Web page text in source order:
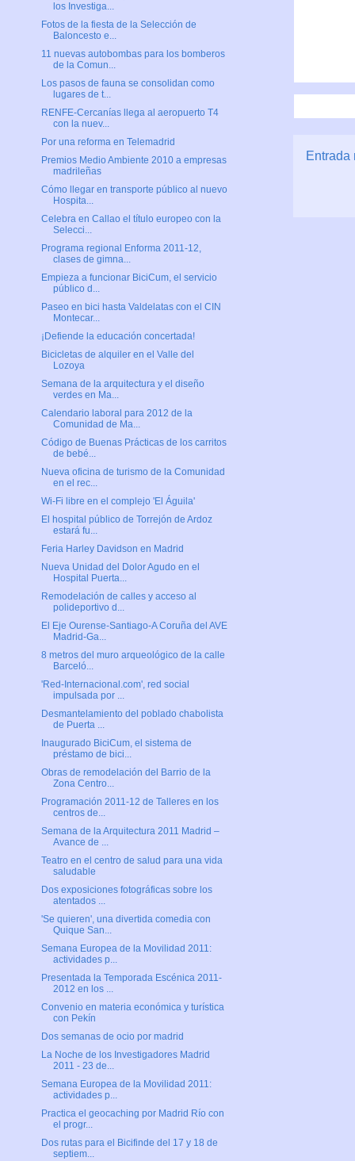
Entrada
los Investiga...
Fotos de la fiesta de la Selección de
Baloncesto e...
11 nuevas autobombas para los bomberos
de la Comun...
Los pasos de fauna se consolidan como
lugares de t...
RENFE-Cercanías llega al aeropuerto T4
con la nuev...
Por una reforma en Telemadrid
Premios Medio Ambiente 2010 a empresas
madrileñas
Cómo llegar en transporte público al nuevo
Hospita...
Celebra en Callao el título europeo con la
Selecci...
Programa regional Enforma 2011-12,
clases de gimna...
Empieza a funcionar BiciCum, el servicio
público d...
Paseo en bici hasta Valdelatas con el CIN
Montecar...
¡Defiende la educación concertada!
Bicicletas de alquiler en el Valle del
Lozoya
Semana de la arquitectura y el diseño
verdes en Ma...
Calendario laboral para 2012 de la
Comunidad de Ma...
Código de Buenas Prácticas de los carritos
de bebé...
Nueva oficina de turismo de la Comunidad
en el rec...
Wi-Fi libre en el complejo 'El Águila'
El hospital público de Torrejón de Ardoz
estará fu...
Feria Harley Davidson en Madrid
Nueva Unidad del Dolor Agudo en el
Hospital Puerta...
Remodelación de calles y acceso al
polideportivo d...
El Eje Ourense-Santiago-A Coruña del AVE
Madrid-Ga...
8 metros del muro arqueológico de la calle
Barceló...
'Red-Internacional.com', red social
impulsada por ...
Desmantelamiento del poblado chabolista
de Puerta ...
Inaugurado BiciCum, el sistema de
préstamo de bici...
Obras de remodelación del Barrio de la
Zona Centro...
Programación 2011-12 de Talleres en los
centros de...
Semana de la Arquitectura 2011 Madrid –
Avance de ...
Teatro en el centro de salud para una vida
saludable
Dos exposiciones fotográficas sobre los
atentados ...
'Se quieren', una divertida comedia con
Quique San...
Semana Europea de la Movilidad 2011:
actividades p...
Presentada la Temporada Escénica 2011-
2012 en los ...
Convenio en materia económica y turística
con Pekín
Dos semanas de ocio por madrid
La Noche de los Investigadores Madrid
2011 - 23 de...
Semana Europea de la Movilidad 2011:
actividades p...
Practica el geocaching por Madrid Río con
el progr...
Dos rutas para el Bicifinde del 17 y 18 de
septiem...